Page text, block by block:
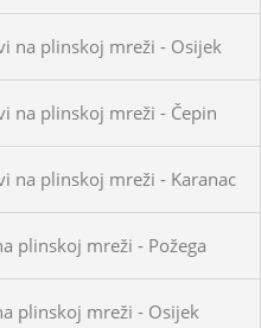
na plinskoj mreži - Osijek
na plinskoj mreži - Čepin
na plinskoj mreži - Karanac
plinskoj mreži - Požega
plinskoj mreži - Osijek